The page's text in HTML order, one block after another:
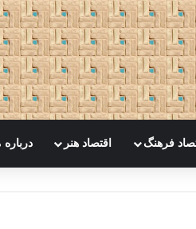
فرهنگ اقتصاد هنر درباره